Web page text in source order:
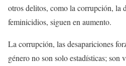
otros delitos, como la corrupción, la
feminicidios, siguen en aumento.
La corrupción, las desapariciones
género no son solo estadísticas; son